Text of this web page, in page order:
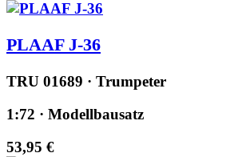
PLAAF J-36
TRU 01689 · Trumpeter
1:72 · Modellbausatz
53,95 €